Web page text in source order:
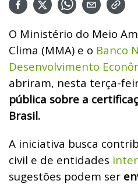
O Ministério do Meio
Clima (MMA) e o Banco
Desenvolvimento
abriram, nesta terça-
pública sobre a
Brasil.
A iniciativa busca
civil e de entidades
sugestões podem ser